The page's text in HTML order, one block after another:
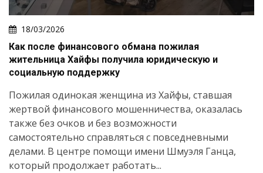
18/03/2026
Как после финансового обмана пожилая
жительница Хайфы получила юридическую и
социальную поддержку
Пожилая одинокая женщина из Хайфы, ставшая
жертвой финансового мошенничества, оказалась
также без очков и без возможности
самостоятельно справляться с повседневными
делами. В центре помощи имени Шмуэля Ганца,
который продолжает работать...